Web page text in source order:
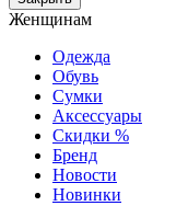
Женщинам
Одежда
Обувь
Сумки
Аксессуары
Скидки %
Бренд
Новости
Новинки